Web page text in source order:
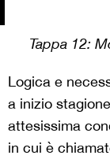
Tappa 12:
Logica e
a inizio
attesissima
in cui è